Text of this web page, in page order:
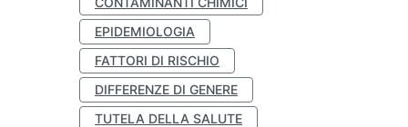
EPIDEMIOLOGIA
FATTORI DI RISCHIO
DIFFERENZE DI GENERE
TUTELA DELLA SALUTE